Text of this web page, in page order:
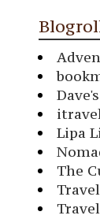
Lipa
The